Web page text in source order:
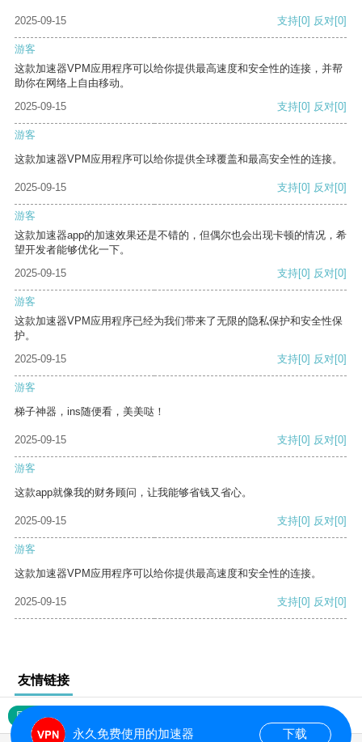
2025-09-15 支持[0] 反对[0]
游客
这款加速器VPM应用程序可以给你提供最高速度和安全性的连接，并帮
助你在网络上自由移动。
2025-09-15
支持[0] 反对[0]
游客
这款加速器VPM应用程序可以给你提供全球覆盖和最高安全性的连接。
2025-09-15 支持[0] 反对[0]
游客
这款加速器app的加速效果还是不错的，但偶尔也会出现卡顿的情况，希
望开发者能够优化一下。
2025-09-15
支持[0] 反对[0]
游客
这款加速器VPM应用程序已经为我们带来了无限的隐私保护和安全性保
护。
2025-09-15
支持[0] 反对[0]
游客
梯子神器，ins随便看，美美哒！
2025-09-15 支持[0] 反对[0]
游客
这款app就像我的财务顾问，让我能够省钱又省心。
2025-09-15 支持[0] 反对[0]
游客
这款加速器VPM应用程序可以给你提供最高速度和安全性的连接。
2025-09-15 支持[0] 反对[0]
友情链接
网站地图
永久免费使用的加速器 下载